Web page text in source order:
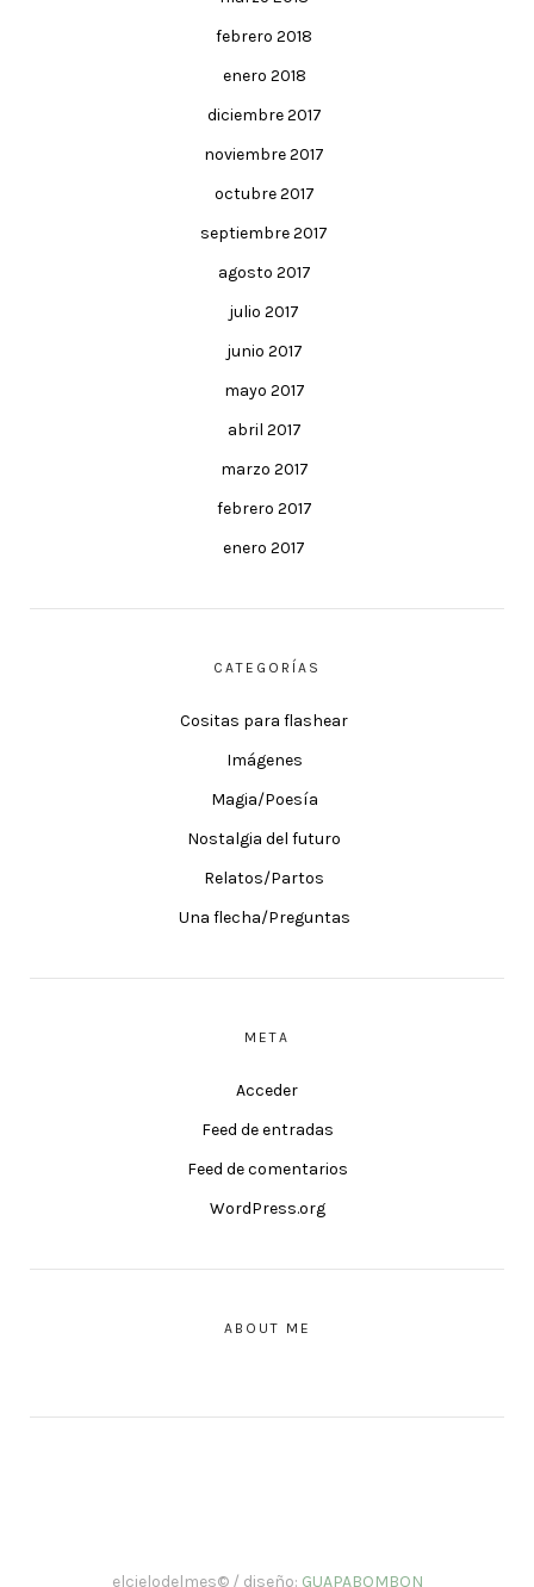
febrero 2018
enero 2018
diciembre 2017
noviembre 2017
octubre 2017
septiembre 2017
agosto 2017
julio 2017
junio 2017
mayo 2017
abril 2017
marzo 2017
febrero 2017
enero 2017
CATEGORÍAS
Cositas para flashear
Imágenes
Magia/Poesía
Nostalgia del futuro
Relatos/Partos
Una flecha/Preguntas
META
Acceder
Feed de entradas
Feed de comentarios
WordPress.org
ABOUT ME
elcielodelmes© / diseño: GUAPABOMBON